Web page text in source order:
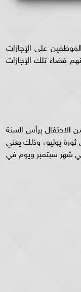
الموظفين على الإجازات
يمكنهم قضاء تلك الإجازات
المتبقية من عام 2023، تكون 4 إجازات رسمية من الاحتفال برأس السنة
العظيم أو الاحتفال بذكرى ثورة يوليو، وذلك يعني
شهر سبتمبر ويوم في